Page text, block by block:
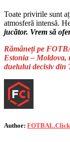
Toate privirile sunt
atmosferă intensă.
jucător. Vrem să
Rămâneți pe
Estonia – Moldova,
duelului decisiv din
Author: FOTBAL.Click